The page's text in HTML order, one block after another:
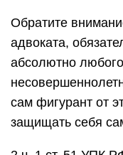
Обратите
адвоката,
абсолютно
сам фигурант от
защищать себя